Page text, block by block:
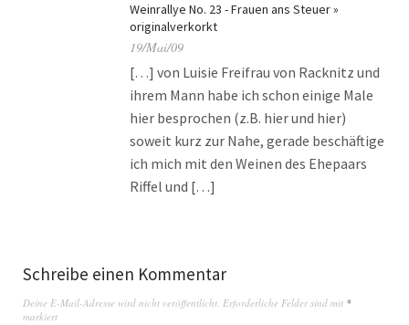
Weinrallye No. 23 - Frauen ans Steuer »
originalverkorkt
19/Mai/09
[…] von Luisie Freifrau von Racknitz und
ihrem Mann habe ich schon einige Male
hier besprochen (z.B. hier und hier)
soweit kurz zur Nahe, gerade beschäftige
ich mich mit den Weinen des Ehepaars
Riffel und […]
Schreibe einen Kommentar
Deine E-Mail-Adresse wird nicht veröffentlicht. Erforderliche Felder sind mit *
markiert